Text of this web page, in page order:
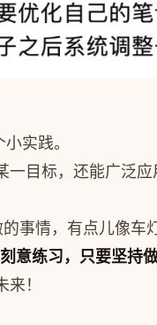
实践。
目标，还能广泛
事情，有点儿像车
意练习，只要坚持
！